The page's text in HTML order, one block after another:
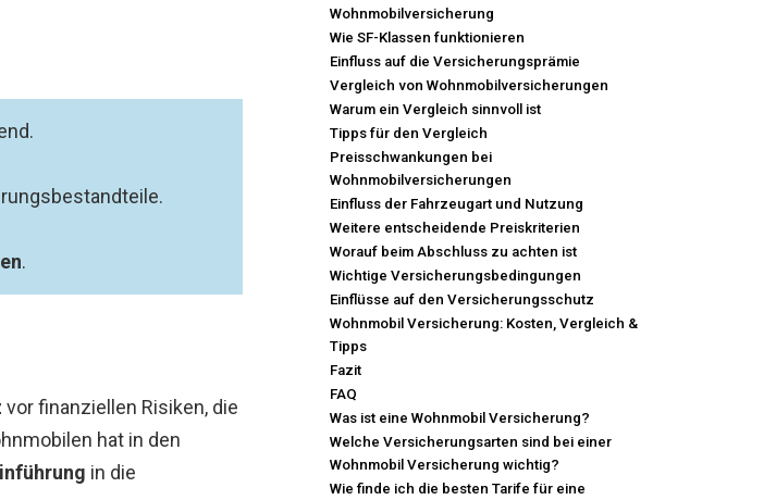
.
vor finanziellen Risiken, die
hat in den
in die
Wohnmobilversicherung
Wie SF-Klassen funktionieren
Einfluss auf die Versicherungsprämie
Vergleich von Wohnmobilversicherungen
Warum ein Vergleich sinnvoll ist
Tipps für den Vergleich
Preisschwankungen bei
Wohnmobilversicherungen
Einfluss der Fahrzeugart und Nutzung
Weitere entscheidende Preiskriterien
Worauf beim Abschluss zu achten ist
Wichtige Versicherungsbedingungen
Einflüsse auf den Versicherungsschutz
Wohnmobil Versicherung: Kosten, Vergleich &
Tipps
Fazit
FAQ
Was ist eine Wohnmobil Versicherung?
Welche Versicherungsarten sind bei einer
Wohnmobil Versicherung wichtig?
Wie finde ich die besten Tarife für eine